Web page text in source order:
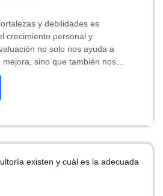
y debilidades es
crecimiento personal y
no solo nos ayuda a
sino que también nos…